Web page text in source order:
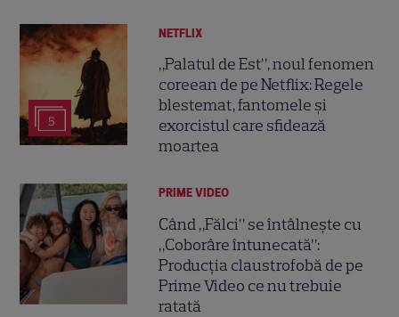
5
NETFLIX
„Palatul de Est”, noul fenomen
coreean de pe Netflix: Regele
blestemat, fantomele și
exorcistul care sfidează
moartea
PRIME VIDEO
Când „Fălci” se întâlnește cu
„Coborâre întunecată”:
Producția claustrofobă de pe
Prime Video ce nu trebuie
ratată